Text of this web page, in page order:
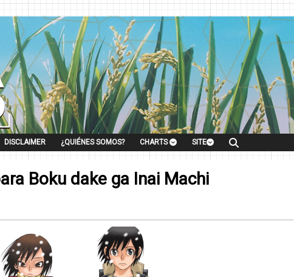
DISCLAIMER ¿QUIÉNES SOMOS? CHARTS SITE
Boku dake ga Inai Machi